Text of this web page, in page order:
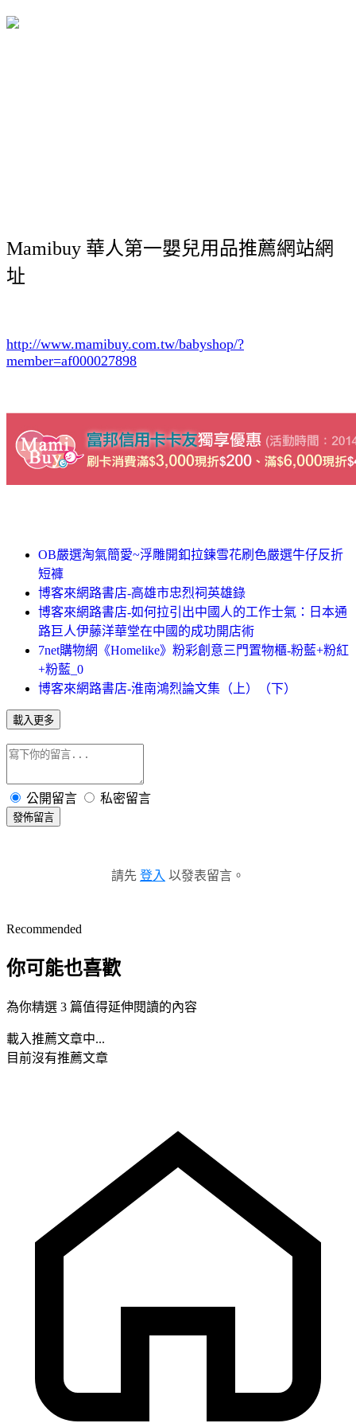
Mamibuy 華人第一嬰兒用品推薦網站網
址
http://www.mamibuy.com.tw/babyshop/?
member=af000027898
OB嚴選淘氣簡愛~浮雕開釦拉鍊雪花刷色嚴選牛仔反折
短褲
博客來網路書店-高雄市忠烈祠英雄錄
博客來網路書店-如何拉引出中國人的工作士氣：日本通
路巨人伊藤洋華堂在中國的成功開店術
7net購物網《Homelike》粉彩創意三門置物櫃-粉藍+粉紅
+粉藍_0
博客來網路書店-淮南鴻烈論文集（上）（下）
載入更多
公開留言 私密留言
發佈留言
請先 登入 以發表留言。
Recommended
你可能也喜歡
為你精選 3 篇值得延伸閱讀的內容
載入推薦文章中...
目前沒有推薦文章